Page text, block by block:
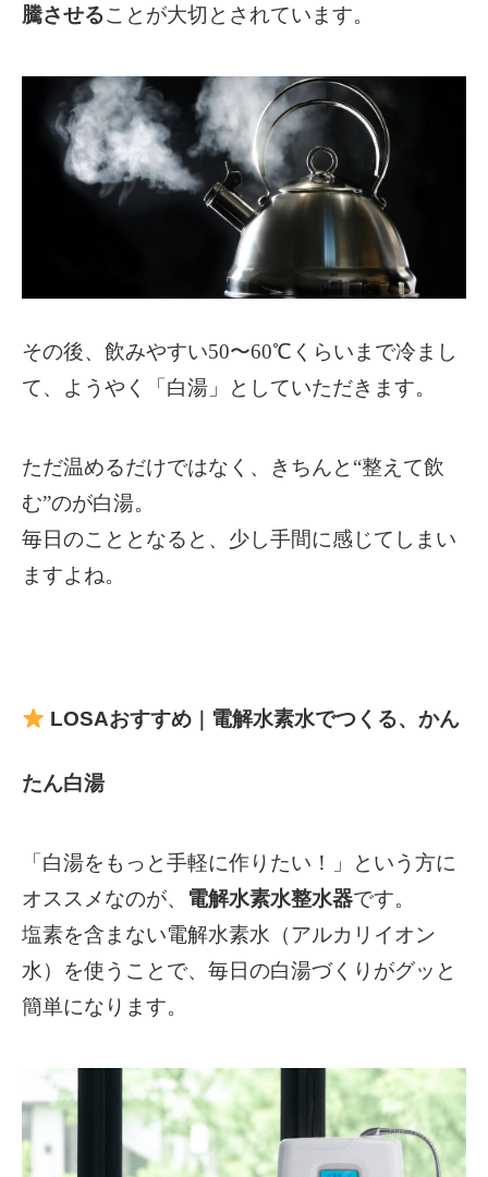
騰させることが大切とされています。
その後、飲みやすい50〜60℃くらいまで冷まし
て、ようやく「白湯」としていただきます。
ただ温めるだけではなく、きちんと“整えて飲
む”のが白湯。
毎日のこととなると、少し手間に感じてしまい
ますよね。
LOSAおすすめ 電解水素水でつくる、かん
たん白湯
「白湯をもっと手軽に作りたい！」という方に
オススメなのが、 電解水素水整水器です。
塩素を含まない電解水素水（アルカリイオン
水）を使うことで、毎日の白湯づくりがグッと
簡単になります。